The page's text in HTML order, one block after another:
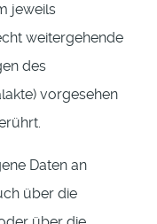
jeweils
weitergehende
des
vorgesehen
Daten an
über die